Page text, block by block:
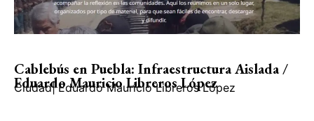
Cablebús en Puebla: Infraestructura Aislada /
Eduardo Mauricio Libreros López
Ciudad| Eduardo Mauricio Libreros López